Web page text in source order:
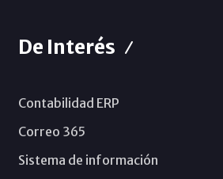
De Interés
Contabilidad ERP
Correo 365
Sistema de información